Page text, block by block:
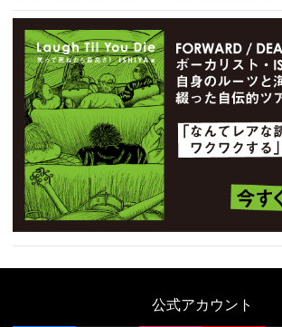
公式アカウント